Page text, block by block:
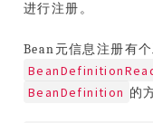
进行注册。
Bean元信息注册有
BeanDefinition 的